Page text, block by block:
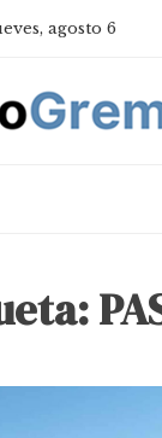
agosto 6